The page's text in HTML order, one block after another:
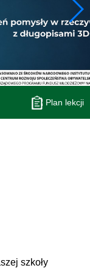
Plan lekcji
szkoły